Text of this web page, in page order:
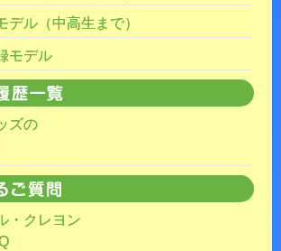
デル（中高生まで）
モデル
ズの
・クレヨン